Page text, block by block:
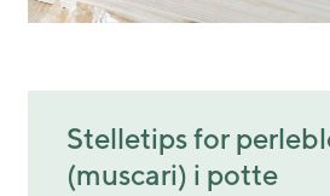
Stelletips for
(muscari) i potte